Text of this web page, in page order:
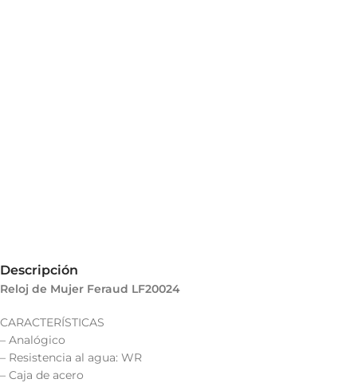
Descripción
Reloj de Mujer Feraud LF20024
CARACTERÍSTICAS
– Analógico
– Resistencia al agua: WR
– Caja de acero